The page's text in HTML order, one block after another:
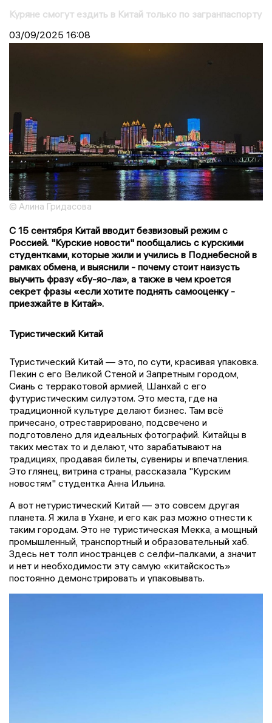
Куряне смогут ездить в Китай только по загранпаспорту
03/09/2025 16:08
© Алина Гридасова
С 15 сентября Китай вводит безвизовый режим с
Россией. "Курские новости" пообщались с курскими
студентками, которые жили и учились в Поднебесной в
рамках обмена, и выяснили - почему стоит наизусть
выучить фразу «бу-яо-ла», а также в чем кроется
секрет фразы «если хотите поднять самооценку -
приезжайте в Китай».
Туристический Китай
Туристический Китай — это, по сути, красивая упаковка.
Пекин с его Великой Стеной и Запретным городом,
Сиань с терракотовой армией, Шанхай с его
футуристическим силуэтом. Это места, где на
традиционной культуре делают бизнес. Там всё
причесано, отреставрировано, подсвечено и
подготовлено для идеальных фотографий. Китайцы в
таких местах то и делают, что зарабатывают на
традициях, продавая билеты, сувениры и впечатления.
Это глянец, витрина страны, рассказала "Курским
новостям" студентка Анна Ильина.
А вот нетуристический Китай — это совсем другая
планета. Я жила в Ухане, и его как раз можно отнести к
таким городам. Это не туристическая Мекка, а мощный
промышленный, транспортный и образовательный хаб.
Здесь нет толп иностранцев с селфи-палками, а значит
и нет и необходимости эту самую «китайскость»
постоянно демонстрировать и упаковывать.